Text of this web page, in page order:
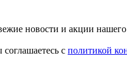
новости и акции нашего
с политикой